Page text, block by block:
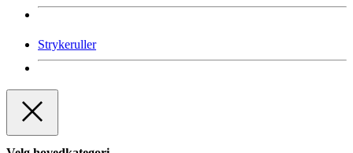
Strykeruller